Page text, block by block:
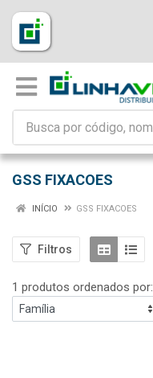
GSS FIXACOES
INÍCIO GSS FIXACOES
Filtros
1 produtos ordenados por: